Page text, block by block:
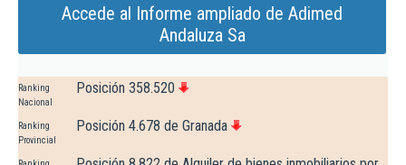
Accede al Informe ampliado de Adimed
Andaluza Sa
Ranking
Nacional
Posición 358.520
Ranking
Provincial
Posición 4.678 de Granada